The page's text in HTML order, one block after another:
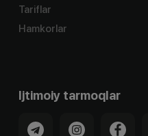
Tariflar
Hamkorlar
Ijtimoiy tarmoqlar